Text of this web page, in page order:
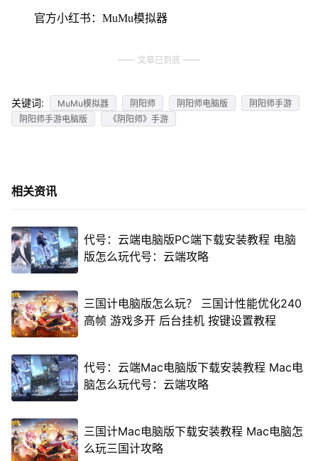
官方小红书：MuMu模拟器
文章已到底
关键词: MuMu模拟器 阴阳师 阴阳师电脑版
阴阳师手游
阴阳师手游电脑版
《阴阳师》手游
相关资讯
代号：云端电脑版PC端下载安装教程 电脑
版怎么玩代号：云端攻略
三国计电脑版怎么玩？ 三国计性能优化240
高帧 游戏多开 后台挂机 按键设置教程
代号：云端Mac电脑版下载安装教程 Mac电
脑怎么玩代号：云端攻略
三国计Mac电脑版下载安装教程 Mac电脑怎
么玩三国计攻略